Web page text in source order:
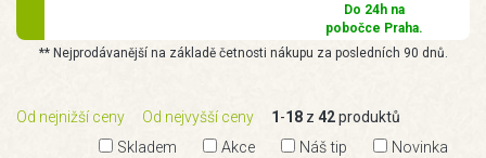
Do 24h na
pobočce Praha.
** Nejprodávanější na základě četnosti nákupu za posledních 90 dnů.
Od nejnižší ceny Od nejvyšší ceny 1 -18 z 42produktů
Skladem Akce Náš tip Novinka